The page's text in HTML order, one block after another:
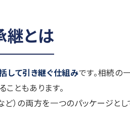
継とは
して引き継ぐ仕組みです。相続の
ともあります。
ど）の両方を一つのパッケージと